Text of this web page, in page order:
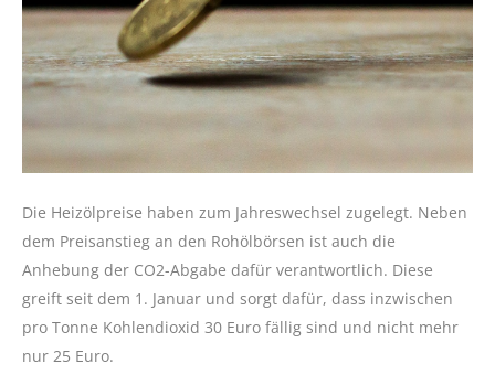
Die Heizölpreise haben zum Jahreswechsel zugelegt. Neben
dem Preisanstieg an den Rohölbörsen ist auch die
Anhebung der CO2-Abgabe dafür verantwortlich. Diese
greift seit dem 1. Januar und sorgt dafür, dass inzwischen
pro Tonne Kohlendioxid 30 Euro fällig sind und nicht mehr
nur 25 Euro.